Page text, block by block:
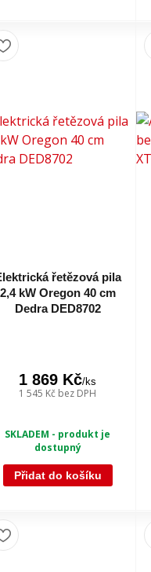
řetězová pila
2,4 kW Oregon 40 cm
Dedra DED8702
1 869 Kč/ks
1 545 Kč bez DPH
SKLADEM - produkt je
dostupný
Přidat do košíku